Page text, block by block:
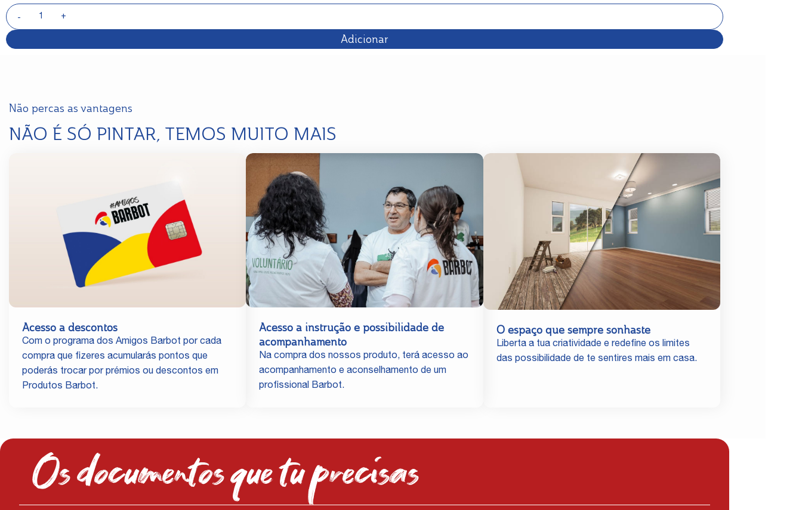
Adicionar
Não percas as vantagens
NÃO É SÓ PINTAR, TEMOS MUITO MAIS
Acesso a descontos
Com o programa dos Amigos Barbot por cada
compra que fizeres acumularás pontos que
poderás trocar por prémios ou descontos em
Produtos Barbot.
Acesso a instrução e possibilidade de
acompanhamento
Na compra dos nossos produto, terá acesso ao
acompanhamento e aconselhamento de um
profissional Barbot.
O espaço que sempre sonhaste
Liberta a tua criatividade e redefine os limites
das possibilidade de te sentires mais em casa.
Os documentos que tu precisas